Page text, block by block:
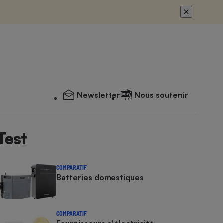
Newsletter Nous soutenir
COMPARATIF
Batteries domestiques
COMPARATIF